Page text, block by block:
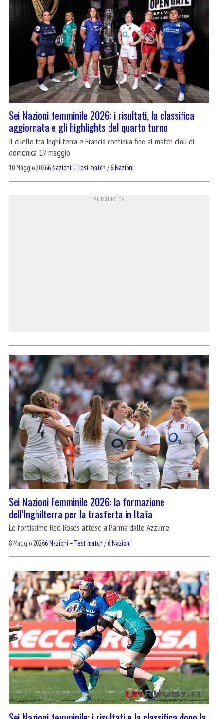
Sei Nazioni femminile 2026: i risultati, la classifica
aggiornata e gli highlights del quarto turno
Il duello tra Inghilterra e Francia continua fino al match clou di
domenica 17 maggio
10 Maggio 20266 Nazioni – Test match /6 Nazioni
Sei Nazioni Femminile 2026: la formazione
dell’Inghilterra per la trasferta in Italia
Le fortissime Red Roses attese a Parma dalle Azzurre
8 Maggio 20266 Nazioni – Test match /6 Nazioni